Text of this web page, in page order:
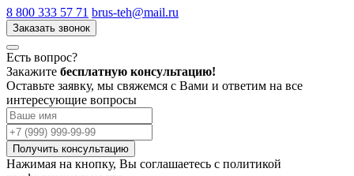
8 800 333 57 71 brus-teh@mail.ru
Заказать звонок
Есть вопрос?
Закажите бесплатную консультацию!
Оставьте заявку, мы свяжемся с Вами и ответим на все
интересующие вопросы
Получить консультацию
Нажимая на кнопку, Вы соглашаетесь с политикой